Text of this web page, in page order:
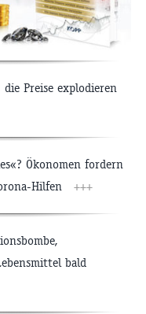
Preise explodieren
Ökonomen fordern
Hilfen
+++
bald